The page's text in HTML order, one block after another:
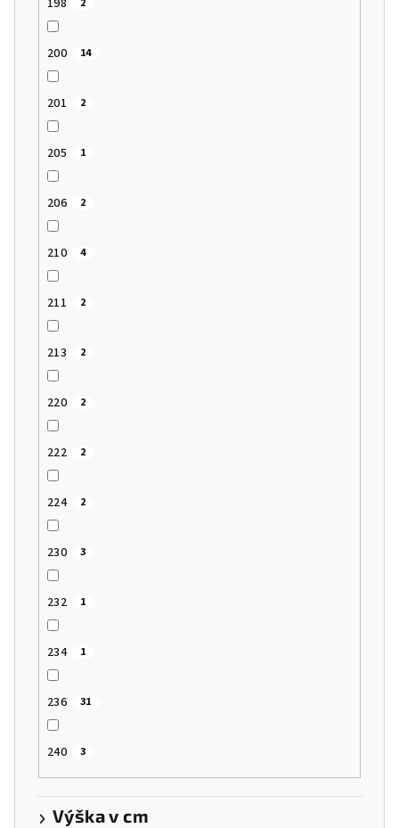
200 14
201 2
205 1
206 2
210 4
211 2
213 2
220 2
222 2
224 2
230 3
232 1
234 1
236 31
240 3
Výška v cm